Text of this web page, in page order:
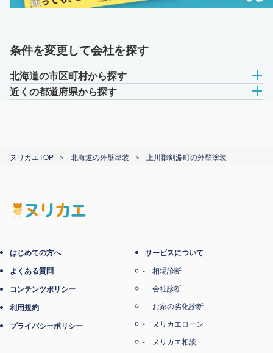
条件を変更して会社を探す
北海道の市区町村から探す
近くの都道府県から探す
ヌリカエTOP ＞ 北海道の外壁塗装 ＞ 上川郡剣淵町の外壁塗装
はじめての方へ
よくある質問
コンテンツポリシー
利用規約
プライバシーポリシー
サービスについて
相場診断
会社診断
お家の劣化診断
ヌリカエローン
ヌリカエ相談